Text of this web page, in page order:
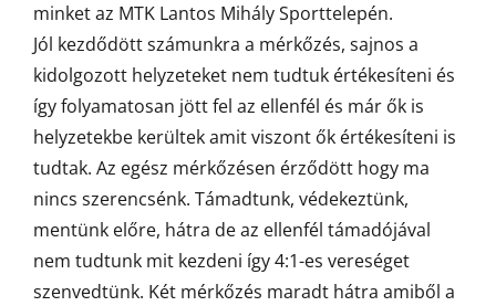
minket az MTK Lantos Mihály Sporttelepén.
Jól kezdődött számunkra a mérkőzés, sajnos a
kidolgozott helyzeteket nem tudtuk értékesíteni és
így folyamatosan jött fel az ellenfél és már ők is
helyzetekbe kerültek amit viszont ők értékesíteni is
tudtak. Az egész mérkőzésen érződött hogy ma
nincs szerencsénk. Támadtunk, védekeztünk,
mentünk előre, hátra de az ellenfél támadójával
nem tudtunk mit kezdeni így 4:1-es vereséget
szenvedtünk. Két mérkőzés maradt hátra amiből a